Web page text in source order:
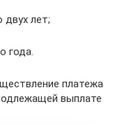
лет;
года.
платежа
выплате